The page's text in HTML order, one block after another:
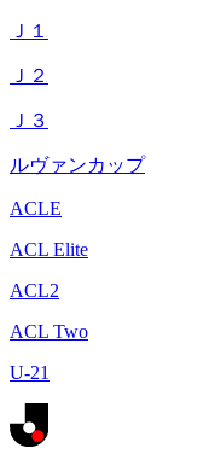
Ｊ１
Ｊ２
Ｊ３
ルヴァンカップ
ACLE
ACL Elite
ACL2
ACL Two
U-21